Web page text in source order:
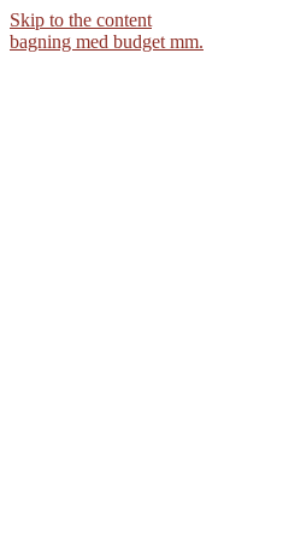
Skip to the content
bagning med budget mm.